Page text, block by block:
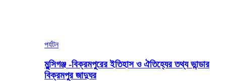
পর্যটন
মুন্সিগঞ্জ -বিক্রমপুরের ইতিহাস ও ঐতিহ্যের তথ্য ভান্ডার
বিক্রমপুর জাদুঘর